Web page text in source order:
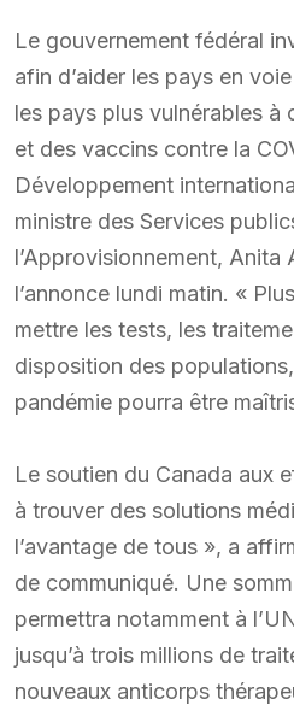
Le gouvernement fédéral
afin d’aider les pays en
les pays plus vulnérables à
et des vaccins contre la
Développement
ministre des Services
l’Approvisionnement, Anita
l’annonce lundi matin. «
mettre les tests, les
disposition des
pandémie pourra être
Le soutien du Canada aux
à trouver des solutions
l’avantage de tous », a
de communiqué. Une
permettra notamment à
jusqu’à trois millions de
nouveaux anticorps